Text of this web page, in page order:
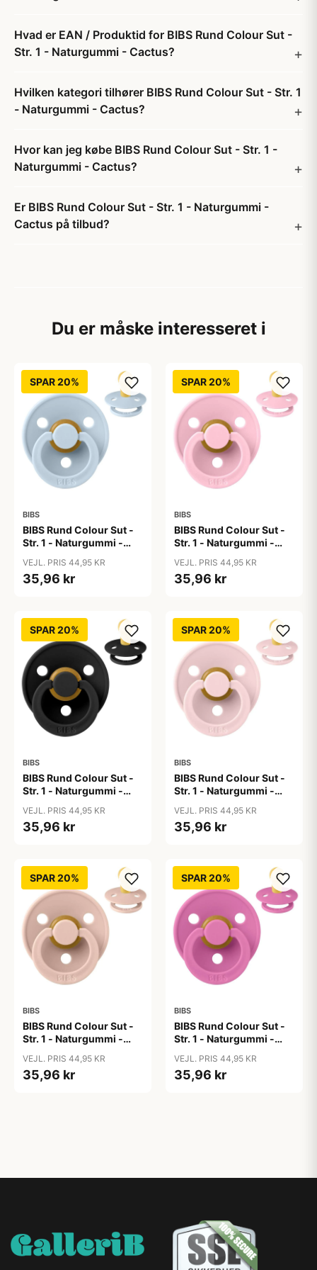
Hvad er EAN / Produktid for BIBS Rund Colour Sut -
Str. 1 - Naturgummi - Cactus?
Hvilken kategori tilhører BIBS Rund Colour Sut - Str. 1
- Naturgummi - Cactus?
Hvor kan jeg købe BIBS Rund Colour Sut - Str. 1 -
Naturgummi - Cactus?
Er BIBS Rund Colour Sut - Str. 1 - Naturgummi -
Cactus på tilbud?
Du er måske interesseret i
SPAR 20%
BIBS
BIBS Rund Colour Sut -
Str. 1 - Naturgummi -
VEJL. PRIS 44,95 KR
35,96 kr
SPAR 20%
BIBS
BIBS Rund Colour Sut -
Str. 1 - Naturgummi -
VEJL. PRIS 44,95 KR
35,96 kr
SPAR 20%
BIBS
BIBS Rund Colour Sut -
Str. 1 - Naturgummi -
VEJL. PRIS 44,95 KR
35,96 kr
SPAR 20%
BIBS
BIBS Rund Colour Sut -
Str. 1 - Naturgummi -
VEJL. PRIS 44,95 KR
35,96 kr
SPAR 20%
BIBS
BIBS Rund Colour Sut -
Str. 1 - Naturgummi -
VEJL. PRIS 44,95 KR
35,96 kr
SPAR 20%
BIBS
BIBS Rund Colour Sut -
Str. 1 - Naturgummi -
VEJL. PRIS 44,95 KR
35,96 kr